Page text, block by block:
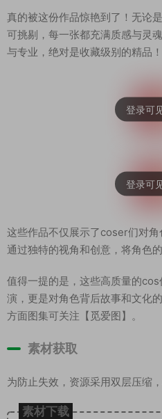
真的被这份作品惊艳到了！无论
可挑剔，每一张都充满质感与灵
与专业，绝对是收藏级别的精品！
这些作品不仅展示了coser们对
通过独特的视角和创意，将角色
值得一提的是，这些高质量的
演，更是对角色背后故事和文化
方面图集可关注【觅爱图】。
素材获取
为防止失效，资源采用双层压缩，
素材下载